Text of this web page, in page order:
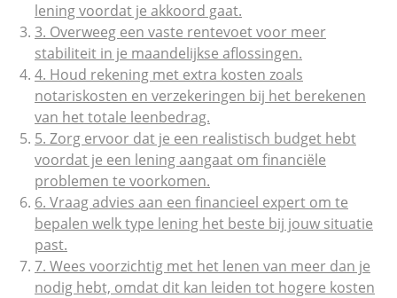
lening voordat je akkoord gaat.
3. Overweeg een vaste rentevoet voor meer
stabiliteit in je maandelijkse aflossingen.
4. Houd rekening met extra kosten zoals
notariskosten en verzekeringen bij het berekenen
van het totale leenbedrag.
5. Zorg ervoor dat je een realistisch budget hebt
voordat je een lening aangaat om financiële
problemen te voorkomen.
6. Vraag advies aan een financieel expert om te
bepalen welk type lening het beste bij jouw situatie
past.
7. Wees voorzichtig met het lenen van meer dan je
nodig hebt, omdat dit kan leiden tot hogere kosten